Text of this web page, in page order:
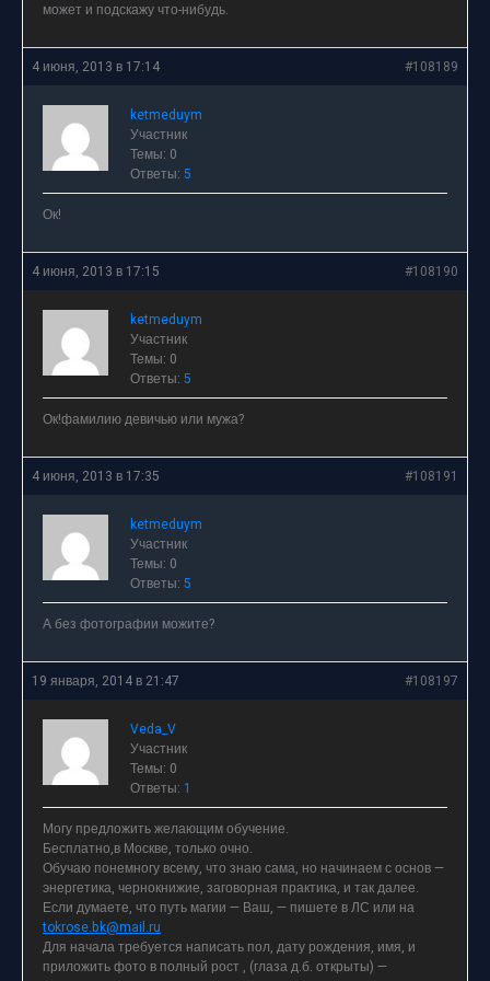
может и подскажу что-нибудь.
4 июня, 2013 в 17:14 #108189
ketmeduym
Участник
Темы: 0
Ответы: 5
Ок!
4 июня, 2013 в 17:15 #108190
ketmeduym
Участник
Темы: 0
Ответы: 5
Ок!фамилию девичью или мужа?
4 июня, 2013 в 17:35 #108191
ketmeduym
Участник
Темы: 0
Ответы: 5
А без фотографии можите?
19 января, 2014 в 21:47 #108197
Veda_V
Участник
Темы: 0
Ответы: 1
Могу предложить желающим обучение.
Бесплатно,в Москве, только очно.
Обучаю понемногу всему, что знаю сама, но начинаем с основ —
энергетика, чернокнижие, заговорная практика, и так далее.
Если думаете, что путь магии — Ваш, — пишете в ЛС или на
tokrose.bk@mail.ru
Для начала требуется написать пол, дату рождения, имя, и
приложить фото в полный рост , (глаза д.б. открыты) —